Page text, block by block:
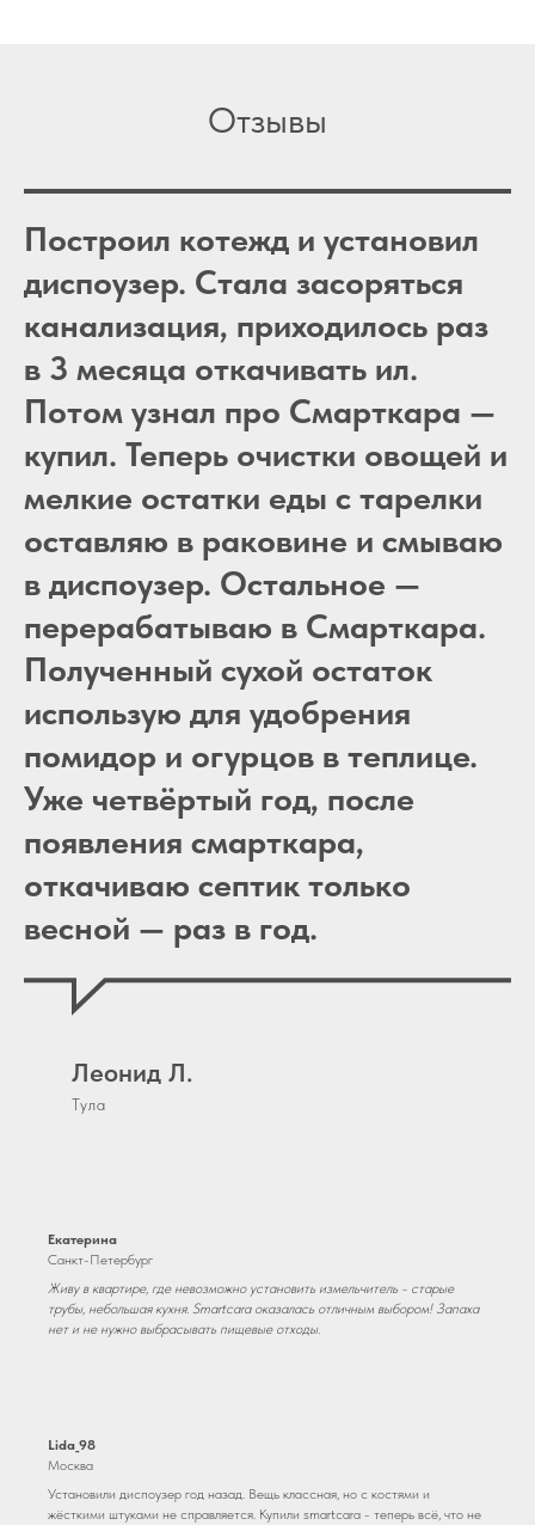
Отзывы
Построил котежд и установил
диспоузер. Стала засоряться
канализация, приходилось раз
в 3 месяца откачивать ил.
Потом узнал про Смарткара —
купил. Теперь очистки овощей и
мелкие остатки еды с тарелки
оставляю в раковине и смываю
в диспоузер. Остальное —
перерабатываю в Смарткара.
Полученный сухой остаток
использую для удобрения
помидор и огурцов в теплице.
Уже четвёртый год, после
появления смарткара,
откачиваю септик только
весной — раз в год.
Леонид Л.
Тула
Екатерина
Санкт-Петербург
Живу в квартире, где невозможно установить измельчитель - старые
трубы, небольшая кухня. Smartcara оказалась отличным выбором! Запаха
нет и не нужно выбрасывать пищевые отходы.
Lida_98
Москва
Установили диспоузер год назад. Вещь классная, но с костями и
жёсткими штуками не справляется. Купили smartcara - теперь всё, что не